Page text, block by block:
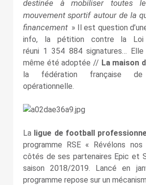
destinée à mobiliser toutes
mouvement sportif autour de la
financement» Il est question
info, la pétition contre la Loi
réuni 1 354 884 signatures…
même été adoptée // La maison
la fédération française
opérationnelle.
Laligue de football
programme RSE « Révélons
côtés de ses partenaires Epic et
saison 2018/2019. Lancé en
programme repose sur un